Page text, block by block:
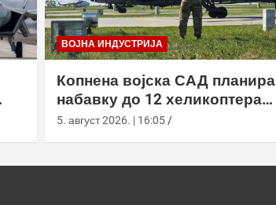
ВОЈНА ИНДУСТРИЈА
Копнена војска САД планира
набавку до 12 хеликоптера
АХ-64Е Апацхе од Боеинг
5. август 2026. | 16:05